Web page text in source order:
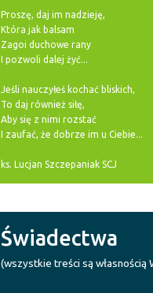
Proszę, daj im nadzieję,
Która jak balsam
Zagoi duchowe rany
I pozwoli dalej żyć...
Jeśli nauczyłeś kochać bliskich,
To daj również siłę,
Aby się z nimi rozstać
I zaufać, że dobrze im u Ciebie...
ks. Lucjan Szczepaniak SCJ
Świadectwa
(wszystkie treści są